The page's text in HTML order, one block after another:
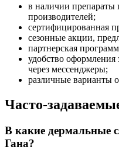
в наличии
производителей;
сертифицированная
сезонные акции,
партнерская
удобство оформления
через мессенджеры;
различные варианты
Часто-
В какие дермальные
Гана?